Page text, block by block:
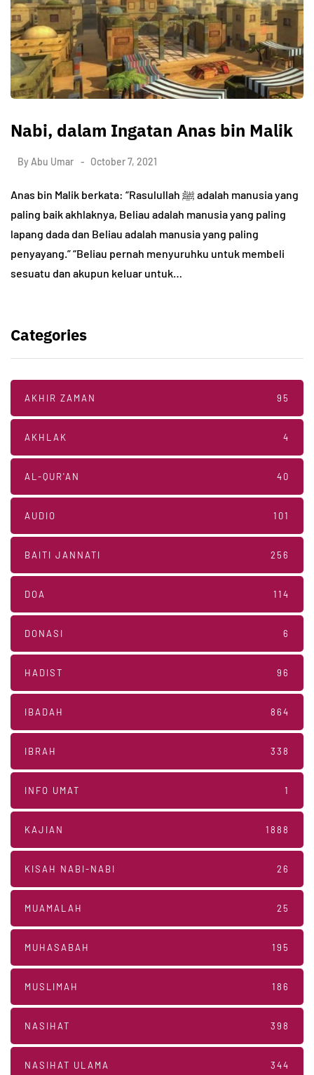
Nabi, dalam Ingatan Anas bin Malik
By Abu Umar October 7, 2021
Anas bin Malik berkata: “Rasulullah ﷺ adalah manusia yang
paling baik akhlaknya, Beliau adalah manusia yang paling
lapang dada dan Beliau adalah manusia yang paling
penyayang.” “Beliau pernah menyuruhku untuk membeli
sesuatu dan akupun keluar untuk…
Categories
AKHIR ZAMAN 95
AKHLAK 4
AL-QUR'AN 40
AUDIO 101
BAITI JANNATI 256
DOA 114
DONASI 6
HADIST 96
IBADAH 864
IBRAH 338
INFO UMAT 1
KAJIAN 1888
KISAH NABI-NABI 26
MUAMALAH 25
MUHASABAH 195
MUSLIMAH 186
NASIHAT 398
NASIHAT ULAMA 344